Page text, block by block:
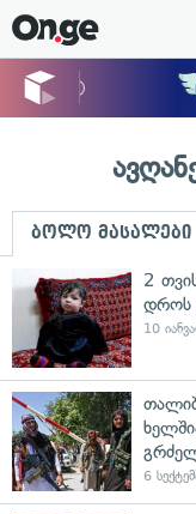
ბოლო მასალები
2
დროს
10
6